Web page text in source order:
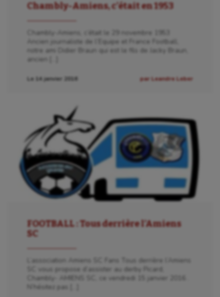
Chambly-Amiens, c’était en 1953
Chambly-Amiens, c’était le 29 novembre 1953
Ancien journaliste de l’Equipe et France Football,
notre ami Didier Braun qui est le fils de Jacky Braun,
ancien […]
Le 14 janvier 2016 par Leandre Leber
FOOTBALL : Tous derrière l’Amiens
SC
L’association Amiens SC Fans Tous derrière l’Amiens
SC vous propose d’assister au derby Picard,
Chambly- AMIENS SC, ce vendredi 15 janvier 2016 .
N’hésitez pas […]